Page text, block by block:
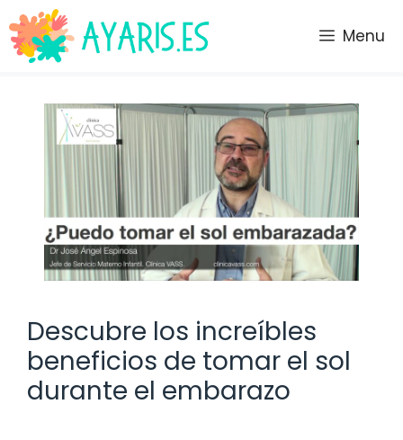
Saltar
al
contenido
Menu
Descubre los increíbles
beneficios de tomar el sol
durante el embarazo